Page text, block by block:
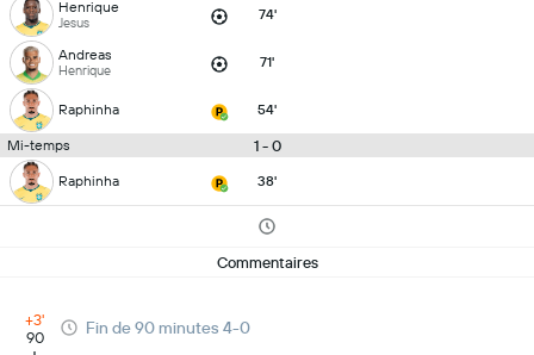
Henrique
Jesus 74'
Andreas
Henrique 71'
Raphinha 54'
Mi-temps 1 - 0
Raphinha 38'
Commentaires
+3'
90
Fin de 90 minutes 4-0